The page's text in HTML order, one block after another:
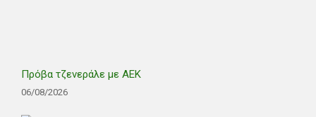
Πρόβα τζενεράλε με ΑΕΚ
06/08/2026